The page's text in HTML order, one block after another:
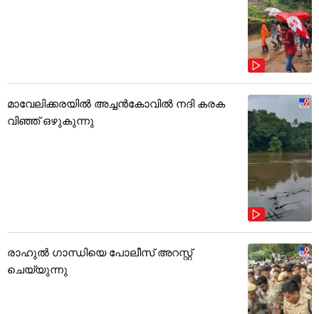
മാവേലിക്കരയിൽ അച്ചൻകോവിൽ നദി കരക
വിഞ്ഞ് ഒഴുകുന്നു
രാഹുൽ ഗാന്ധിയെ പോലീസ് അറസ്റ്റ്
ചെയ്യുന്നു